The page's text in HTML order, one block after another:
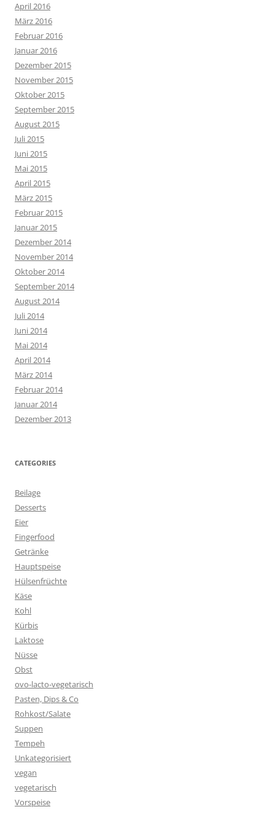
April 2016
März 2016
Februar 2016
Januar 2016
Dezember 2015
November 2015
Oktober 2015
September 2015
August 2015
Juli 2015
Juni 2015
Mai 2015
April 2015
März 2015
Februar 2015
Januar 2015
Dezember 2014
November 2014
Oktober 2014
September 2014
August 2014
Juli 2014
Juni 2014
Mai 2014
April 2014
März 2014
Februar 2014
Januar 2014
Dezember 2013
CATEGORIES
Beilage
Desserts
Eier
Fingerfood
Getränke
Hauptspeise
Hülsenfrüchte
Käse
Kohl
Kürbis
Laktose
Nüsse
Obst
ovo-lacto-vegetarisch
Pasten, Dips & Co
Rohkost/Salate
Suppen
Tempeh
Unkategorisiert
vegan
vegetarisch
Vorspeise